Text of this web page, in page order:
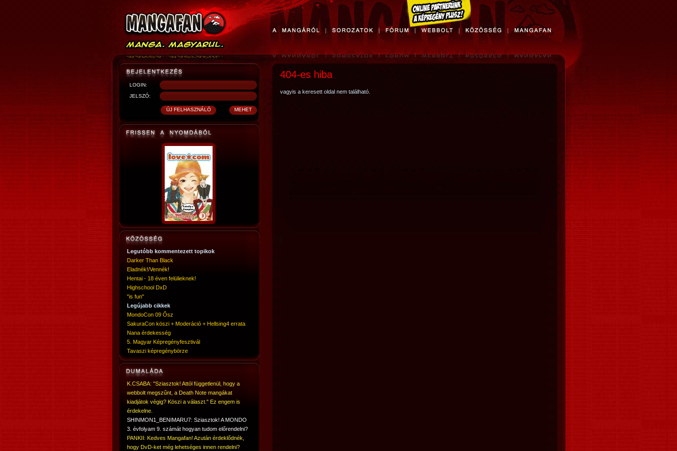
LOGIN:
JELSZÓ:
Legutóbb kommentezett topikok
Darker Than Black
Eladnék!/Vennék!
Hentai - 18 éven felülieknek!
Highschool DxD
"is fun"
Legújabb cikkek
MondoCon 09 Ősz
SakuraCon köszi + Moderáció + Hellsing4 errata
Nana érdekesség
5. Magyar Képregényfesztivál
Tavaszi képregénybörze
K.CSABA: "Sziasztok! Attól függetlenül, hogy a
webbolt megszűnt, a Death Note mangákat
kiadjátok végig? Köszi a választ." Ez engem is
érdekelne.
SHINMON1_BENIMARU7: Sziasztok! A MONDO
3. évfolyam 9. számát hogyan tudom előrendelni?
PANKII: Kedves Mangafan! Azután érdeklődnék,
hogy DvD-ket még lehetséges innen rendelni?
404-es hiba
vagyis a keresett oldal nem található.